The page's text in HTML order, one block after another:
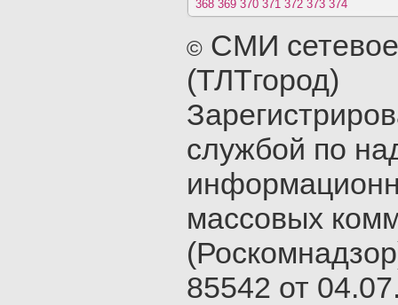
368 369 370 371 372 373 374
© СМИ
(ТЛТгород)
службой по
массовых
85542 от